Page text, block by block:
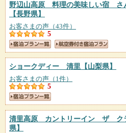
野辺山高原 料理の美味しい宿 さ
【長野県】
お客さまの声（43件）
5
ショークディー 清里 【山梨県】
お客さまの声（1件）
5
清里高原 カントリーイン ザ ク
県】